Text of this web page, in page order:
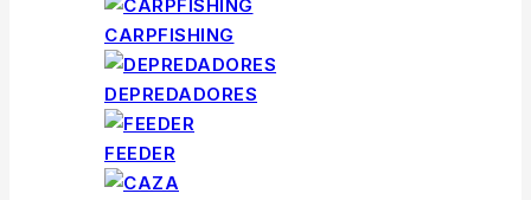
CARPFISHING
DEPREDADORES
FEEDER